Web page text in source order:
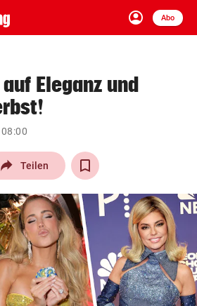
account_circle
Anmelden
Abo
close Schließen
arrow_right
Eleganz und
Teilen